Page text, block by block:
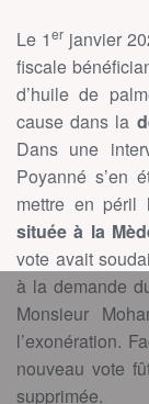
Le 1er janvier
fiscale
d’huile de
cause dans la
Dans une
Poyanné s’en
mettre en péril
située à la
vote avait
à la demande
Monsieur
l’exonération.
nouveau vote
supprimée.